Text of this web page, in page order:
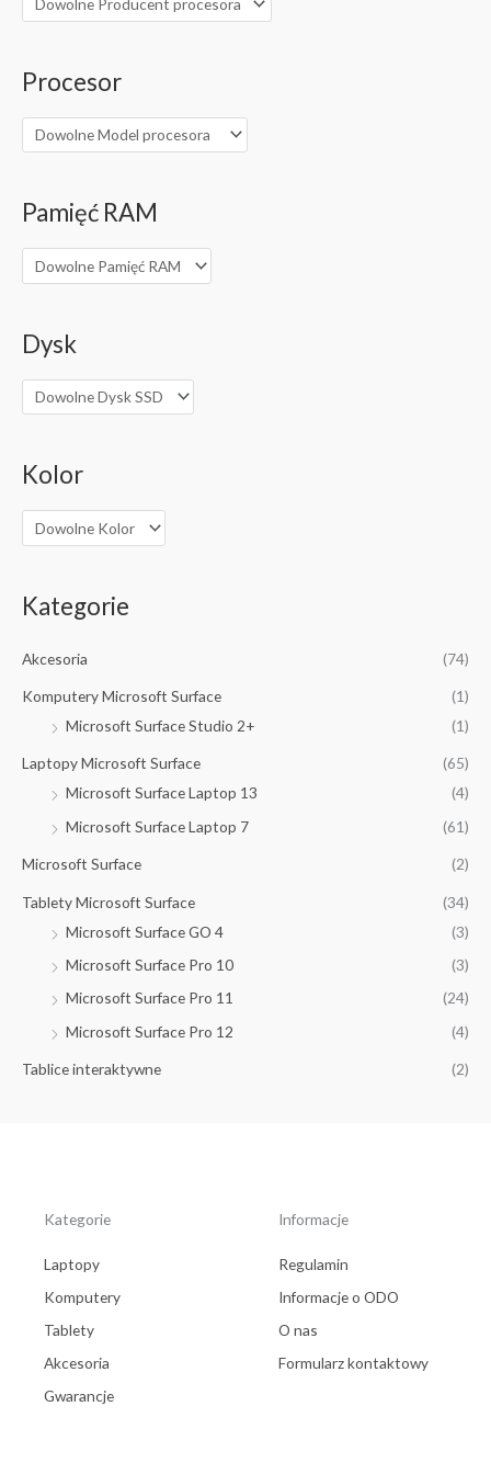
Procesor
Pamięć RAM
Dysk
Kolor
Kategorie
Akcesoria (74)
Komputery Microsoft Surface
(1)
Microsoft Surface Studio 2+
(1)
Laptopy Microsoft Surface
(65)
Microsoft Surface Laptop 13
(4)
Microsoft Surface Laptop 7
(61)
Microsoft Surface (2)
Tablety Microsoft Surface
(34)
Microsoft Surface GO 4
(3)
Microsoft Surface Pro 10
(3)
Microsoft Surface Pro 11
(24)
Microsoft Surface Pro 12
(4)
Tablice interaktywne (2)
Kategorie
Laptopy
Komputery
Tablety
Akcesoria
Gwarancje
Informacje
Regulamin
Informacje o ODO
O nas
Formularz kontaktowy